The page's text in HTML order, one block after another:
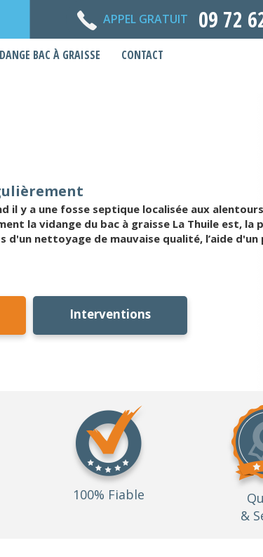
APPEL GRATUIT 09 72
BAC À GRAISSE CONTACT
il y a une fosse septique localisée aux
la vidange du bac à graisse La Thuile est, la
nettoyage de mauvaise qualité, l’aide
Interventions
100% Fiable
&